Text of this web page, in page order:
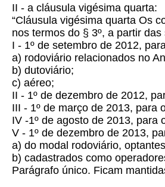
II - a cláusula vigésima quarta:
“Cláusula vigésima quarta Os
nos termos do § 3º, a partir
I - 1º de setembro de 2012,
a) rodoviário relacionados no
b) dutoviário;
c) aéreo;
II - 1º de dezembro de 2012,
III - 1º de março de 2013, para
IV -1º de agosto de 2013, para
V - 1º de dezembro de 2013,
a) do modal rodoviário,
b) cadastrados como
Parágrafo único. Ficam